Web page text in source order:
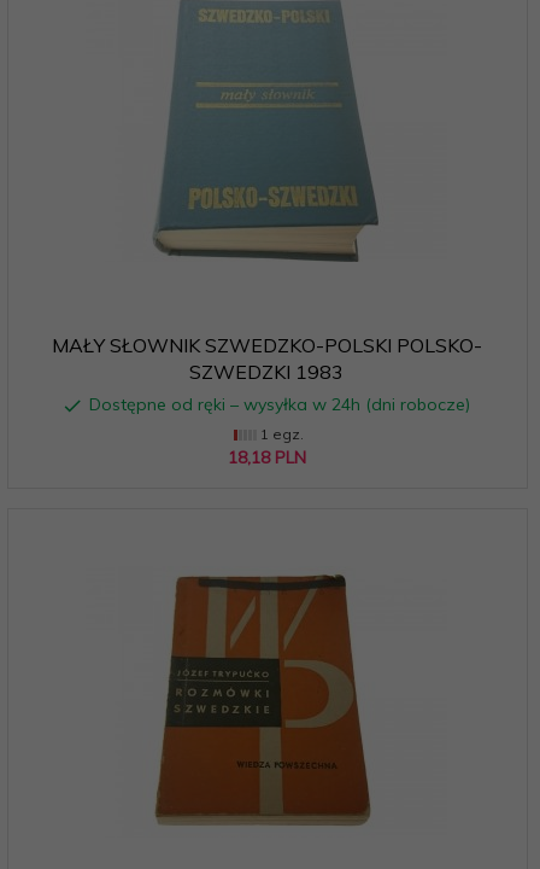
MAŁY SŁOWNIK SZWEDZKO-POLSKI POLSKO-
SZWEDZKI 1983
Dostępne od ręki – wysyłka w 24h (dni robocze)
1 egz.
18,18 PLN